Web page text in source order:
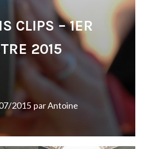
CLIPS – 1ER
2015
2015 parAntoine